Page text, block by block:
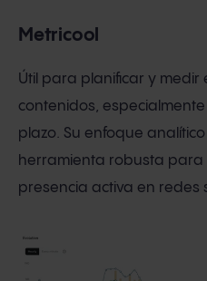
Metricool
Útil para planificar y medir
contenidos,
plazo. Su enfoque
herramienta robusta para
presencia activa en redes